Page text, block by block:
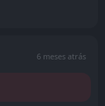
6 meses atrás